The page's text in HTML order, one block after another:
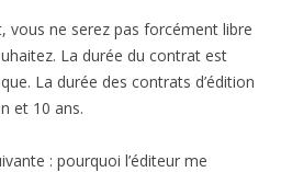
vous ne serez pas forcément libre
La durée du contrat est
La durée des contrats d’édition
et 10 ans.
: pourquoi l’éditeur me